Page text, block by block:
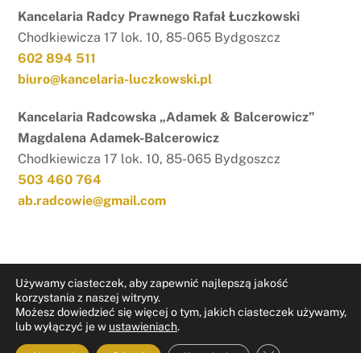
Kancelaria Radcy Prawnego Rafał Łuczkowski
Chodkiewicza 17 lok. 10, 85-065 Bydgoszcz
602 894 511
biuro@kancelaria-luczkowski.pl
Kancelaria Radcowska „Adamek & Balcerowicz”
Magdalena Adamek-Balcerowicz
Chodkiewicza 17 lok. 10, 85-065 Bydgoszcz
503 460 764
ab.radcowie@gmail.com
RODO Nota prawna
Używamy ciasteczek, aby zapewnić najlepszą jakość
korzystania z naszej witryny.
Możesz dowiedzieć się więcej o tym, jakich ciasteczek używamy,
lub wyłączyć je w ustawieniach.